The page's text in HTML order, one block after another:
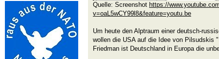
Quelle: Screenshot https://
v=oaL5wCY99l8&feature=youtu.be
Um heute den Alptraum einer deutsch-
wollen die USA auf die Idee von Pilsudskis
Friedman ist Deutschland in Europa die